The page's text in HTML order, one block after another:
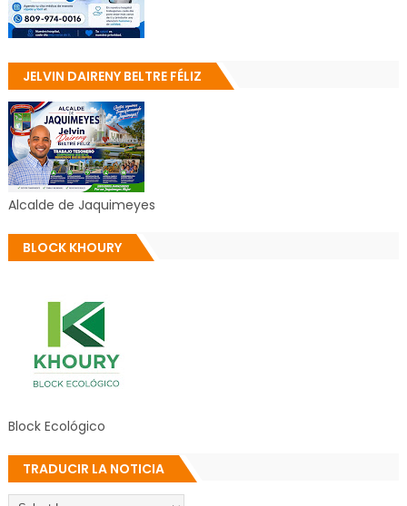
JELVIN DAIRENY BELTRE FÉLIZ
Alcalde de Jaquimeyes
BLOCK KHOURY
Block Ecológico
TRADUCIR LA NOTICIA